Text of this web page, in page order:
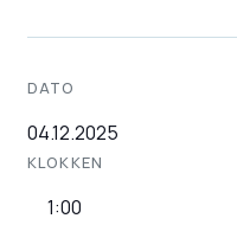
DATO
04.12.2025
KLOKKEN
1:00